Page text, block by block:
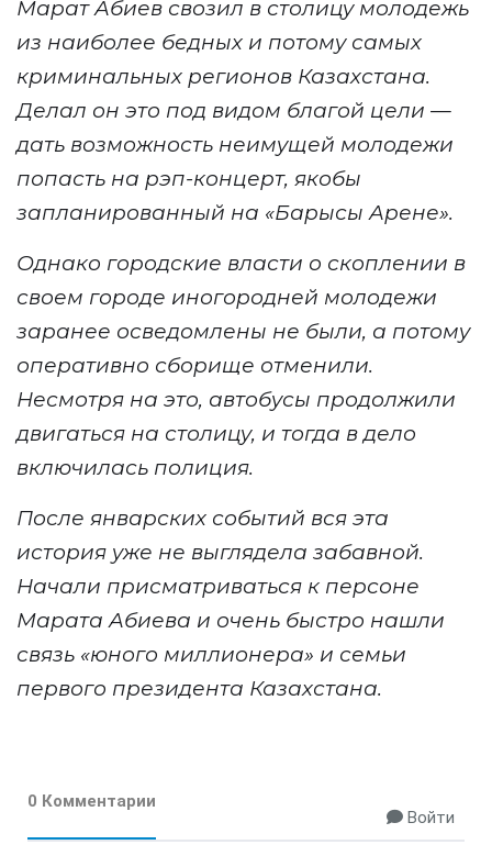
Марат Абиев свозил в столицу молодежь
из наиболее бедных и потому самых
криминальных регионов Казахстана.
Делал он это под видом благой цели —
дать возможность неимущей молодежи
попасть на рэп-концерт, якобы
запланированный на «Барысы Арене».
Однако городские власти о скоплении в
своем городе иногородней молодежи
заранее осведомлены не были, а потому
оперативно сборище отменили.
Несмотря на это, автобусы продолжили
двигаться на столицу, и тогда в дело
включилась полиция.
После январских событий вся эта
история уже не выглядела забавной.
Начали присматриваться к персоне
Марата Абиева и очень быстро нашли
связь «юного миллионера» и семьи
первого президента Казахстана.
0 Комментарии
Войти